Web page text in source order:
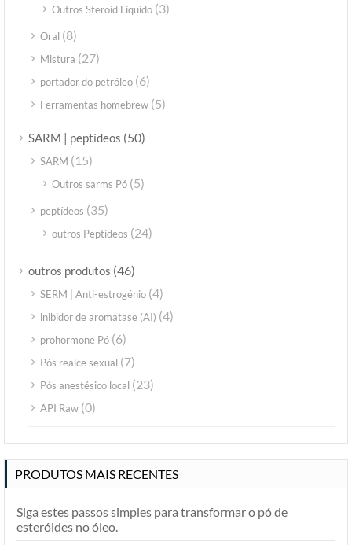
Outros Steroid Líquido (3)
Oral (8)
Mistura (27)
portador do petróleo (6)
Ferramentas homebrew (5)
SARM | peptídeos (50)
SARM (15)
Outros sarms Pó (5)
peptídeos (35)
outros Peptídeos (24)
outros produtos (46)
SERM | Anti-estrogénio (4)
inibidor de aromatase (AI) (4)
prohormone Pó (6)
Pós realce sexual (7)
Pós anestésico local (23)
API Raw (0)
PRODUTOS MAIS RECENTES
Siga estes passos simples para transformar o pó de
esteróides no óleo.